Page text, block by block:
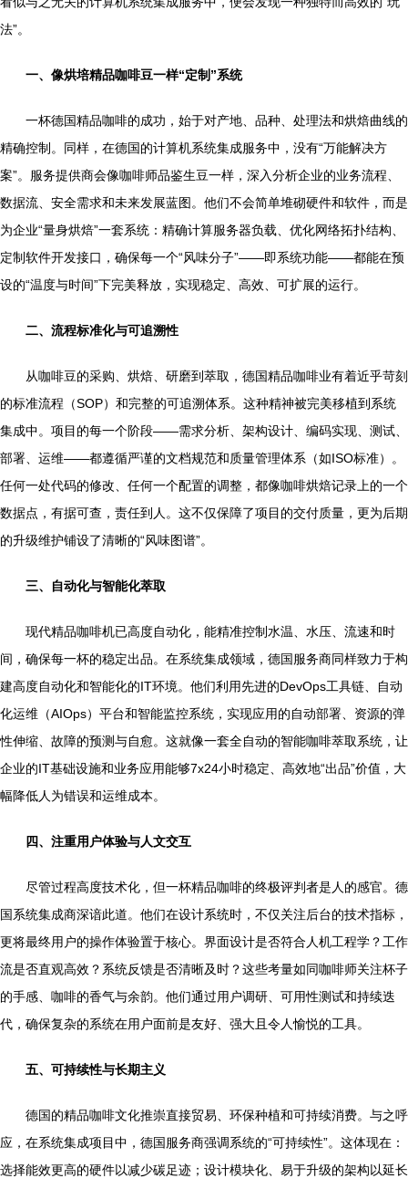
法”。
一、像烘培精品咖啡豆一样“定制”系统
一杯德国精品咖啡的成功，始于对产地、品种、处理法和烘焙曲线的
精确控制。同样，在德国的计算机系统集成服务中，没有“万能解决方
案”。服务提供商会像咖啡师品鉴生豆一样，深入分析企业的业务流程、
数据流、安全需求和未来发展蓝图。他们不会简单堆砌硬件和软件，而是
为企业“量身烘焙”一套系统：精确计算服务器负载、优化网络拓扑结构、
定制软件开发接口，确保每一个“风味分子”——即系统功能——都能在预
设的“温度与时间”下完美释放，实现稳定、高效、可扩展的运行。
二、流程标准化与可追溯性
从咖啡豆的采购、烘焙、研磨到萃取，德国精品咖啡业有着近乎苛刻
的标准流程（SOP）和完整的可追溯体系。这种精神被完美移植到系统
集成中。项目的每一个阶段——需求分析、架构设计、编码实现、测试、
部署、运维——都遵循严谨的文档规范和质量管理体系（如ISO标准）。
任何一处代码的修改、任何一个配置的调整，都像咖啡烘焙记录上的一个
数据点，有据可查，责任到人。这不仅保障了项目的交付质量，更为后期
的升级维护铺设了清晰的“风味图谱”。
三、自动化与智能化萃取
现代精品咖啡机已高度自动化，能精准控制水温、水压、流速和时
间，确保每一杯的稳定出品。在系统集成领域，德国服务商同样致力于构
建高度自动化和智能化的IT环境。他们利用先进的DevOps工具链、自动
化运维（AIOps）平台和智能监控系统，实现应用的自动部署、资源的弹
性伸缩、故障的预测与自愈。这就像一套全自动的智能咖啡萃取系统，让
企业的IT基础设施和业务应用能够7x24小时稳定、高效地“出品”价值，大
幅降低人为错误和运维成本。
四、注重用户体验与人文交互
尽管过程高度技术化，但一杯精品咖啡的终极评判者是人的感官。德
国系统集成商深谙此道。他们在设计系统时，不仅关注后台的技术指标，
更将最终用户的操作体验置于核心。界面设计是否符合人机工程学？工作
流是否直观高效？系统反馈是否清晰及时？这些考量如同咖啡师关注杯子
的手感、咖啡的香气与余韵。他们通过用户调研、可用性测试和持续迭
代，确保复杂的系统在用户面前是友好、强大且令人愉悦的工具。
五、可持续性与长期主义
德国的精品咖啡文化推崇直接贸易、环保种植和可持续消费。与之呼
应，在系统集成项目中，德国服务商强调系统的“可持续性”。这体现在：
选择能效更高的硬件以减少碳足迹；设计模块化、易于升级的架构以延长